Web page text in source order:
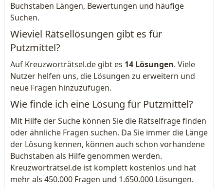
Buchstaben Längen, Bewertungen und häufige
Suchen.
Wieviel Rätsellösungen gibt es für
Putzmittel?
Auf Kreuzworträtsel.de gibt es 14 Lösungen. Viele
Nutzer helfen uns, die Lösungen zu erweitern und
neue Fragen hinzuzufügen.
Wie finde ich eine Lösung für Putzmittel?
Mit Hilfe der Suche können Sie die Rätselfrage finden
oder ähnliche Fragen suchen. Da Sie immer die Länge
der Lösung kennen, können auch schon vorhandene
Buchstaben als Hilfe genommen werden.
Kreuzworträtsel.de ist komplett kostenlos und hat
mehr als 450.000 Fragen und 1.650.000 Lösungen.